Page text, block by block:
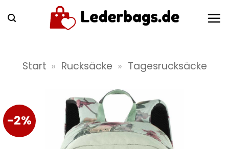
Inhalt
Start » Rucksäcke » Tagesrucksäcke
-2%